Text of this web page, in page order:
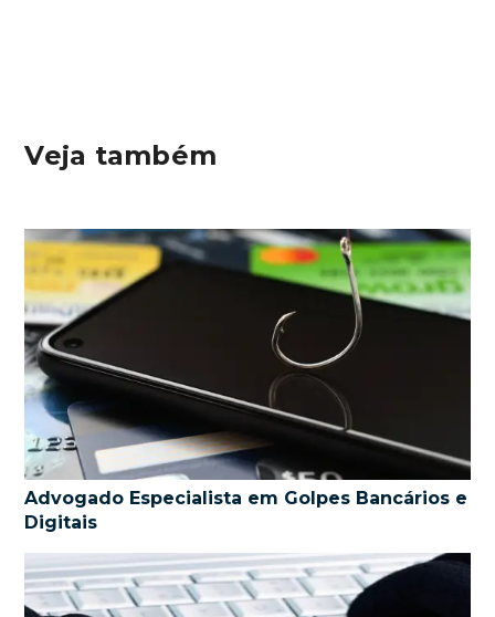
Veja também
Advogado Especialista em Golpes Bancários e
Digitais